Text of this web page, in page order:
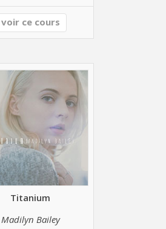
voir ce cours
Titanium
Madilyn Bailey